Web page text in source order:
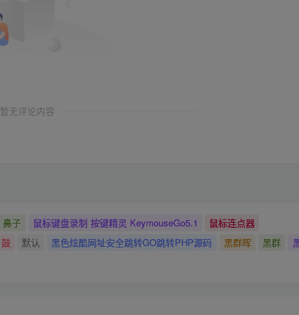
暂无评论内容
鼻子 鼠标键盘录制 按键精灵 KeymouseGo5.1
鼠标连点器
鼓 默认 黑色炫酷网址安全跳转GO跳转PHP源码 黑群晖 黑群